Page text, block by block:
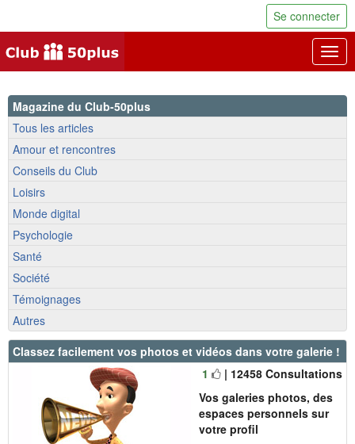
Se connecter
Magazine du Club-50plus
Tous les articles
Amour et rencontres
Conseils du Club
Loisirs
Monde digital
Psychologie
Santé
Société
Témoignages
Autres
Classez facilement vos photos et vidéos dans votre galerie !
1
| 12458 Consultations
Vos galeries photos, des
espaces personnels sur
votre profil